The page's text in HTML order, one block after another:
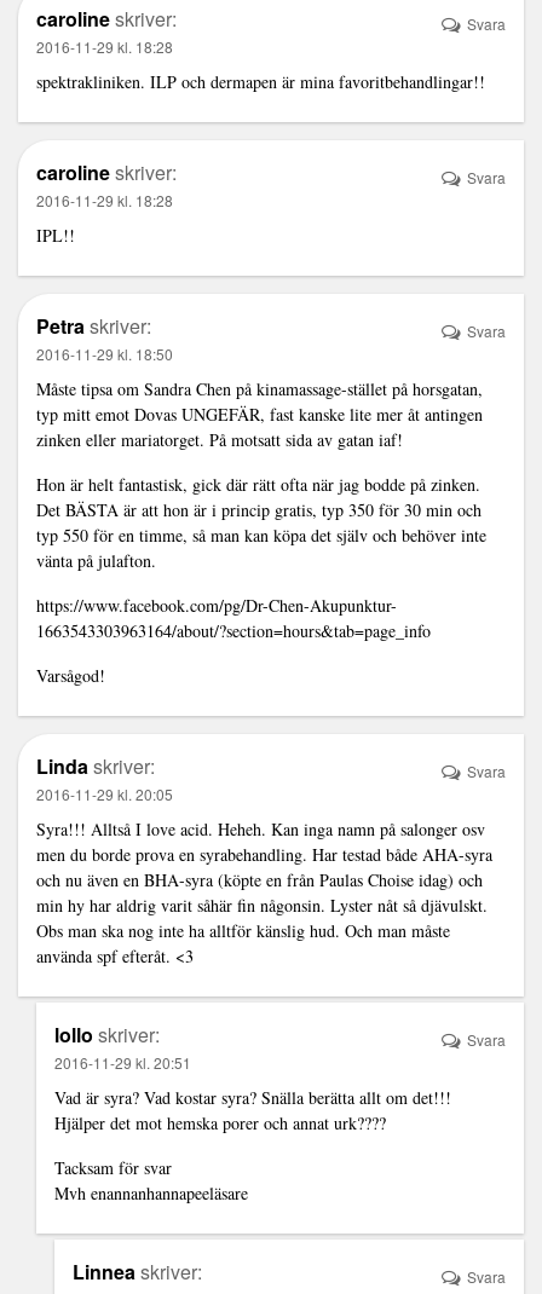
carolineskriver:
2016-11-29 kl. 18:28
spektrakliniken. ILP och dermapen är mina favoritbehandlingar!!
Svara
carolineskriver:
2016-11-29 kl. 18:28
IPL!!
Svara
Petraskriver:
2016-11-29 kl. 18:50
Måste tipsa om Sandra Chen på kinamassage-stället på horsgatan,
typ mitt emot Dovas UNGEFÄR, fast kanske lite mer åt antingen
zinken eller mariatorget. På motsatt sida av gatan iaf!
Hon är helt fantastisk, gick där rätt ofta när jag bodde på zinken.
Det BÄSTA är att hon är i princip gratis, typ 350 för 30 min och
typ 550 för en timme, så man kan köpa det själv och behöver inte
vänta på julafton.
https://www.facebook.com/pg/Dr-Chen-Akupunktur-
1663543303963164/about/?section=hours&tab=page_info
Varsågod!
Svara
Lindaskriver:
2016-11-29 kl. 20:05
Syra!!! Alltså I love acid. Heheh. Kan inga namn på salonger osv
men du borde prova en syrabehandling. Har testad både AHA-syra
och nu även en BHA-syra (köpte en från Paulas Choise idag) och
min hy har aldrig varit såhär fin någonsin. Lyster nåt så djävulskt.
Obs man ska nog inte ha alltför känslig hud. Och man måste
använda spf efteråt. <3
Svara
lollo skriver:
2016-11-29 kl. 20:51
Vad är syra? Vad kostar syra? Snälla berätta allt om det!!!
Hjälper det mot hemska porer och annat urk????
Tacksam för svar
Mvh enannanhannapeeläsare
Svara
Linneaskriver: Svara